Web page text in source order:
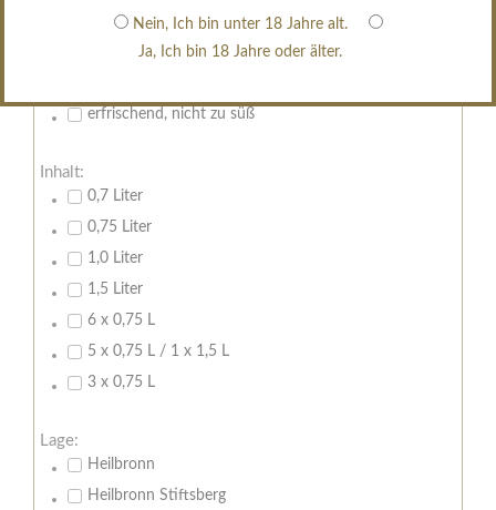
Nein, Ich bin unter 18 Jahre alt.
Ja, Ich bin 18 Jahre oder älter.
Brut
weißgekeltert
erfrischend, nicht zu süß
Inhalt:
0,7 Liter
0,75 Liter
1,0 Liter
1,5 Liter
6 x 0,75 L
5 x 0,75 L / 1 x 1,5 L
3 x 0,75 L
Lage:
Heilbronn
Heilbronn Stiftsberg